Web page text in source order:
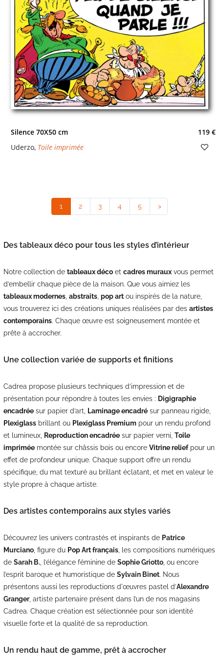
Silence 70X50 cm
119 €
Uderzo, Toile imprimée
1 (current)
2 3 4 5 >
Des tableaux déco pour tous les styles d’intérieur
Notre collection de tableaux décoet cadres murauxvous permet
d’embellir chaque pièce de la maison. Que vous aimiez les
tableaux modernes, abstraits, pop artou inspirés de la nature,
vous trouverez ici des créations uniques réalisées par des artistes
contemporains. Chaque œuvre est soigneusement montée et
prête à accrocher.
Une collection variée de supports et finitions
Cadrea propose plusieurs techniques d’impression et de
présentation pour répondre à toutes les envies : Digigraphie
encadréesur papier d’art, Laminage encadrésur panneau rigide,
Plexiglassbrillant ou Plexiglass Premiumpour un rendu profond
et lumineux,
Reproduction encadréesur papier verni, Toile
impriméemontée sur châssis bois ou encore Vitrine reliefpour un
effet de profondeur unique. Chaque support offre un rendu
spécifique, du mat texturé au brillant éclatant, et met en valeur le
style propre à chaque artiste.
Des artistes contemporains aux styles variés
Découvrez les univers contrastés et inspirants de Patrice
Murciano, figure du Pop Art français, les compositions numériques
de Sarah B., l’élégance féminine de Sophie Griotto, ou encore
l’esprit baroque et humoristique de Sylvain Binet. Nous
présentons aussi les reproductions d'œuvres pastel d’Alexandre
Granger, artiste partenaire présent dans l’un de nos magasins
Cadrea. Chaque création est sélectionnée pour son identité
visuelle forte et la qualité de sa reproduction.
Un rendu haut de gamme, prêt à accrocher